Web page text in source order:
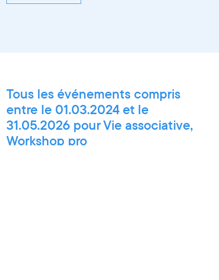
Tous les événements compris
entre le 01.03.2024 et le
31.05.2026 pour Vie associative,
Workshop pro